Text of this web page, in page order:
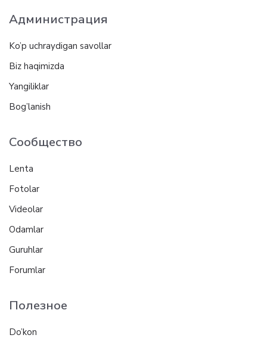
Администрация
Ko’p uchraydigan savollar
Biz haqimizda
Yangiliklar
Bog’lanish
Сообщество
Lenta
Fotolar
Videolar
Odamlar
Guruhlar
Forumlar
Полезное
Do’kon